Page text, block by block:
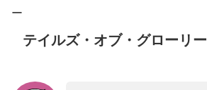
ー
テイルズ・オブ・グローリー